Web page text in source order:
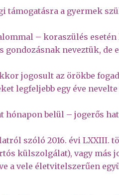
támogatásra a gyermek
– koraszülés esetén
neveztük, de
jogosult az örökbe
legfeljebb egy éve
hónapon belül – jogerős
szóló 2016. évi LXXIII.
külszolgálat), vagy más
a vele életvitelszerűen